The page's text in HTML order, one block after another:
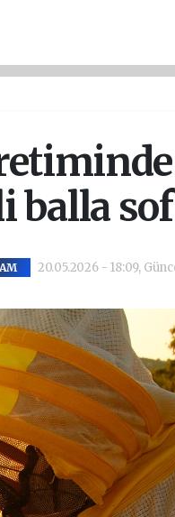
20.05.2026 - 18:09,